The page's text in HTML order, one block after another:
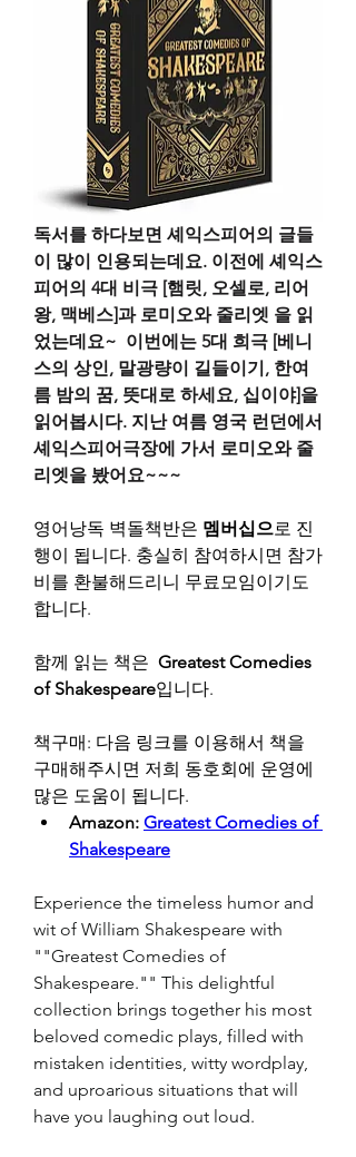
독서를 하다보면 셰익스피어의 글들
이 많이 인용되는데요. 이전에 셰익스
피어의 4대 비극 [햄릿, 오셀로, 리어
왕, 맥베스]과 로미오와 줄리엣 을 읽
었는데요~  이번에는 5대 희극 [베니
스의 상인, 말광량이 길들이기, 한여
름 밤의 꿈, 뜻대로 하세요, 십이야]을
읽어봅시다. 지난 여름 영국 런던에서
셰익스피어극장에 가서 로미오와 줄
리엣을 봤어요~~~
영어낭독 벽돌책반은 멤버십으로 진
행이 됩니다. 충실히 참여하시면 참가
비를 환불해드리니 무료모임이기도
합니다.
함께 읽는 책은 Greatest Comedies
of Shakespeare입니다.
책구매: 다음 링크를 이용해서 책을
구매해주시면 저희 동호회에 운영에
많은 도움이 됩니다.
Amazon: Greatest Comedies of
Shakespeare
Experience the timeless humor and
wit of William Shakespeare with
""Greatest Comedies of
Shakespeare."" This delightful
collection brings together his most
beloved comedic plays, filled with
mistaken identities, witty wordplay,
and uproarious situations that will
have you laughing out loud.